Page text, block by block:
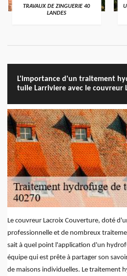
TRAVAUX DE ZINGUERIE 40
LANDES
L'importance d'un traitement
tuile Larriviere avec le couvreur
Le couvreur Lacroix Couverture, doté
professionnelle et de nombreux
sait à quel point l'application d'un
équipe qui est prête à partager son
de maisons individuelles. Le traitement